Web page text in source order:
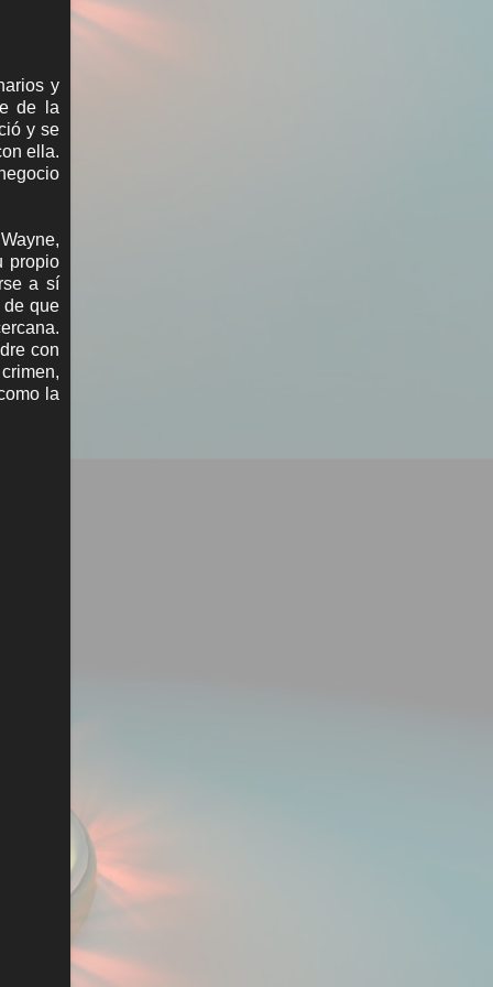
y
de la
y se
ella.
propio
a sí
de que
con
la